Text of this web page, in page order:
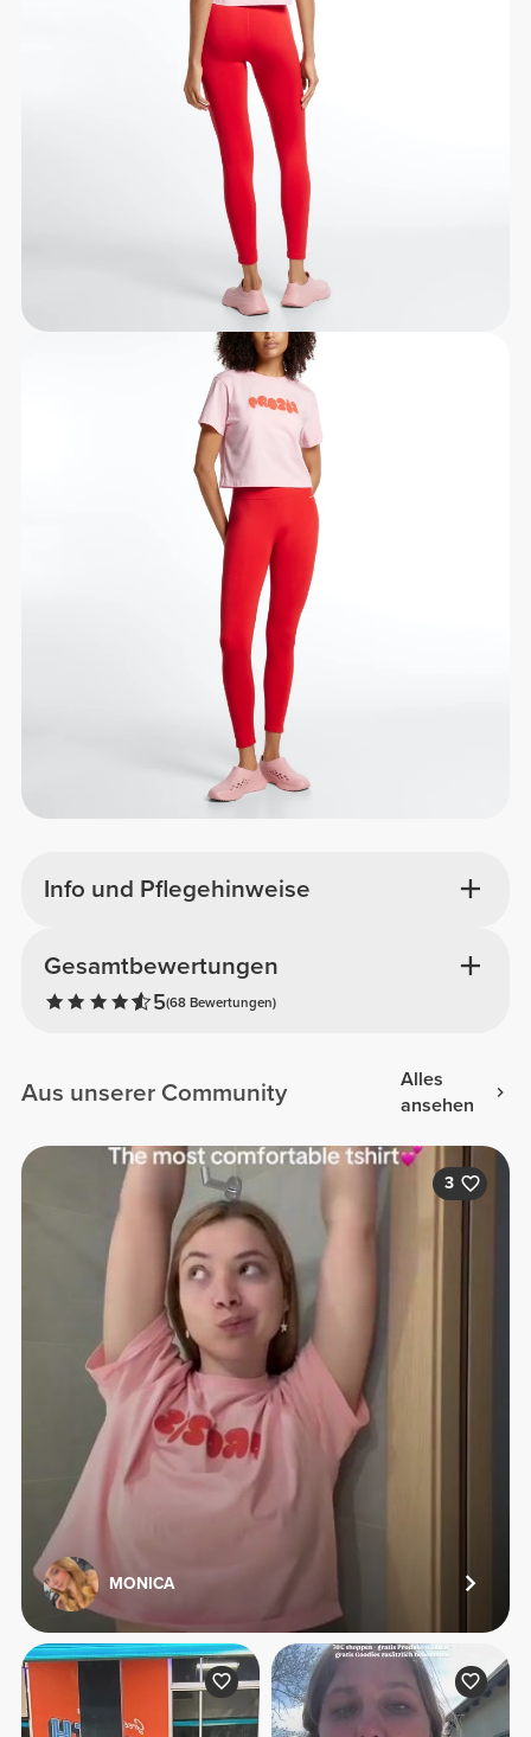
Info und Pflegehinweise
Gesamtbewertungen
5(68 Bewertungen)
Aus unserer Community
Alles
ansehen
3
MONICA